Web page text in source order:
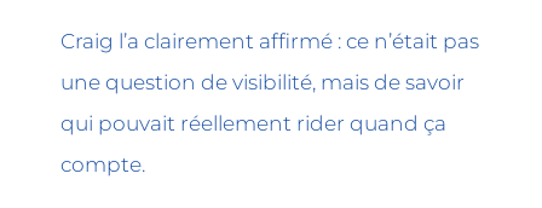
Craig l’a clairement affirmé : ce n’était pas
une question de visibilité, mais de savoir
qui pouvait réellement rider quand ça
compte.